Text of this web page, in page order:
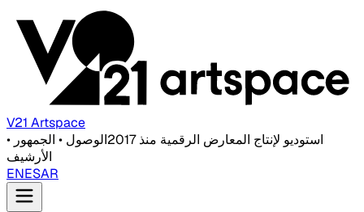
V21 Artspace
استوديو لإنتاج المعارض الرقمية منذ 2017
الوصول • الجمهور •
الأرشيف
ENESAR